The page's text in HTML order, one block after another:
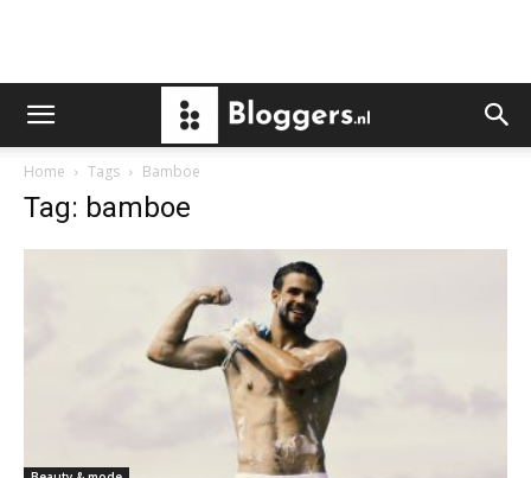
Home Tags Bamboe
Tag: bamboe